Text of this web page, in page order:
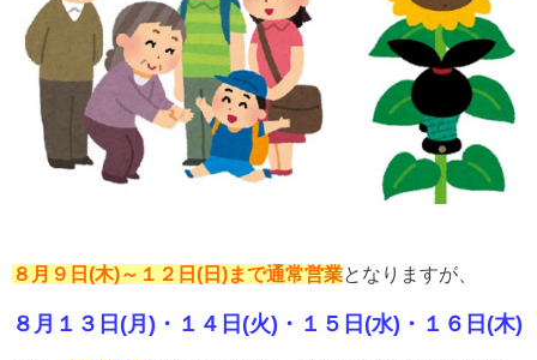
８月 ９日(木)～１２日(日)まで通常営業となりますが、
８月１３日(月)・１４日(火)・１５日(水)・１６日(木)